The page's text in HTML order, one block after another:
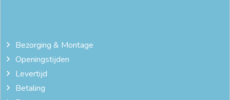
Bezorging & Montage
Openingstijden
Levertijd
Betaling